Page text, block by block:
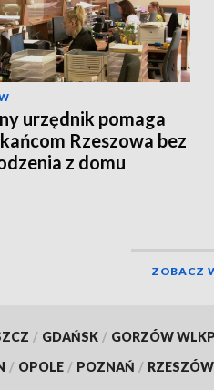
urzędnik pomaga
Rzeszowa bez
z domu
ZOBACZ
/ GDAŃSK / GORZÓW
/ OPOLE / POZNAŃ / RZESZÓW